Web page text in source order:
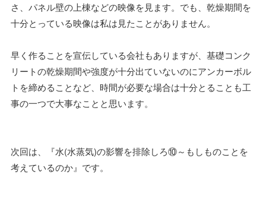
さ、パネル壁の上棟などの映像を見ます。でも、乾燥期間を
十分とっている映像は私は見たことがありません。
早く作ることを宣伝している会社もありますが、基礎コンク
リートの乾燥期間や強度が十分出ていないのにアンカーボル
トを締めることなど、時間が必要な場合は十分とることも工
事の一つで大事なことと思います。
次回は、『水(水蒸気)の影響を排除しろ⑩～もしものことを
考えているのか』です。